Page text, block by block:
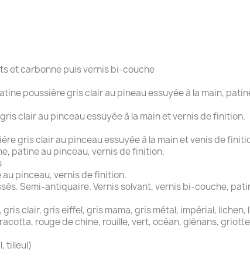
et carbonne puis vernis bi-couche
poussière gris clair au pineau essuyée à la main,
clair au pinceau essuyée à la main et vernis de finition.
gris clair au pinceau essuyée à la main et venis de
patine au pinceau, vernis de finition.
pinceau, vernis de finition.
Semi-antiquaire. Vernis solvant, vernis bi-couche,
clair, gris eiffel, gris mama, gris métal, impérial,
rouge de chine, rouille, vert, océan, glénans,
tilleul)